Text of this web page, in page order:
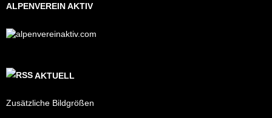
ALPENVEREIN AKTIV
AKTUELL
Zusätzliche Bildgrößen